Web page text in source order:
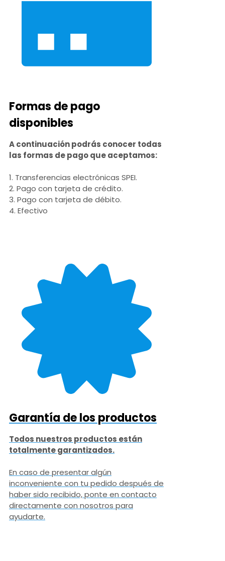
Formas de pago
disponibles
A continuación podrás conocer todas
las formas de pago que aceptamos:
1. Transferencias electrónicas SPEI.
2. Pago con tarjeta de crédito.
3. Pago con tarjeta de débito.
4. Efectivo
Garantía de los productos
Todos nuestros productos están
totalmente garantizados.
En caso de presentar algún
inconveniente con tu pedido después de
haber sido recibido, ponte en contacto
directamente con nosotros para
ayudarte.